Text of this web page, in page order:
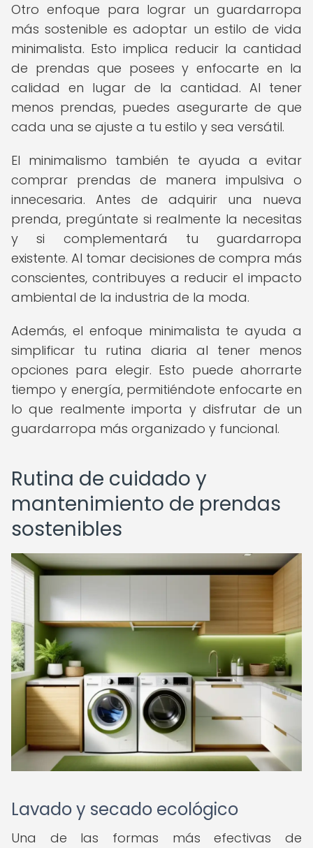
Otro enfoque para lograr un guardarropa
más sostenible es adoptar un estilo de vida
minimalista. Esto implica reducir la cantidad
de prendas que posees y enfocarte en la
calidad en lugar de la cantidad. Al tener
menos prendas, puedes asegurarte de que
cada una se ajuste a tu estilo y sea versátil.
El minimalismo también te ayuda a evitar
comprar prendas de manera impulsiva o
innecesaria. Antes de adquirir una nueva
prenda, pregúntate si realmente la necesitas
y si complementará tu guardarropa
existente. Al tomar decisiones de compra más
conscientes, contribuyes a reducir el impacto
ambiental de la industria de la moda.
Además, el enfoque minimalista te ayuda a
simplificar tu rutina diaria al tener menos
opciones para elegir. Esto puede ahorrarte
tiempo y energía, permitiéndote enfocarte en
lo que realmente importa y disfrutar de un
guardarropa más organizado y funcional.
Rutina de cuidado y
mantenimiento de prendas
sostenibles
Lavado y secado ecológico
Una de las formas más efectivas de